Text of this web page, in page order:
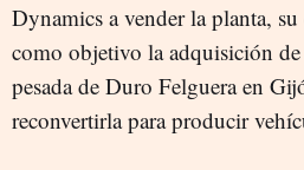
Dynamics a vender la planta,
como objetivo la adquisición
pesada de Duro Felguera en
reconvertirla para producir